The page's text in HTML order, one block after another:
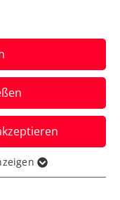
ist fürs
Nummer